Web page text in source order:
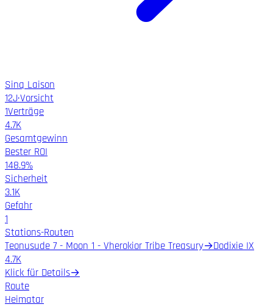
Sinq Laison
12J·Vorsicht
1Verträge
4.7K
Gesamtgewinn
Bester ROI
148.9%
Sicherheit
3.1K
Gefahr
1
Stations-Routen
Teonusude 7 - Moon 1 - Vherokior Tribe Treasury→Dodixie IX
4.7K
Klick für Details→
Route
Heimatar